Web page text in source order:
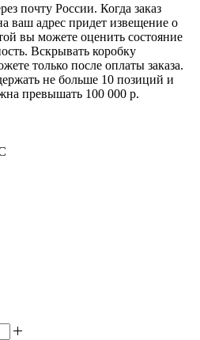
почту России. Когда заказ
ваш адрес придет извещение о
вы можете оценить состояние
Вскрывать коробку
только после оплаты заказа.
не больше 10 позиций и
превышать 100 000 р.